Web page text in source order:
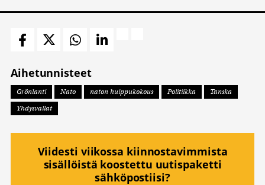
Aihetunnisteet
Grönlanti Nato naton huippukokous Politiikka
Tanska
Yhdysvallat
Viidesti viikossa kiinnostavimmista
sisällöistä koostettu uutispaketti
sähköpostiisi?